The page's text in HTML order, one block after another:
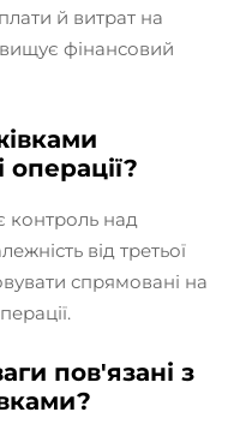
й витрат на
фінансовий
контроль над
від третьої
спрямовані на
пов'язані з